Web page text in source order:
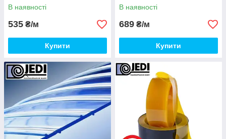
В наявності
535 ₴/м
Купити
В наявності
689 ₴/м
Купити